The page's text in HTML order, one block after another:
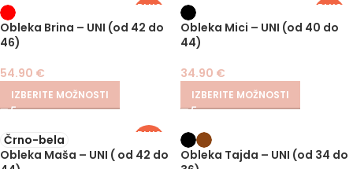
PLUS
Obleka Brina – UNI (od 42 do
46)
54.90 €
IZBERITE MOŽNOSTI
PLUS
Obleka Mici – UNI (od 40 do
44)
34.90 €
IZBERITE MOŽNOSTI
PLUS
Črno-bela
Obleka Maša – UNI ( od 42 do
Obleka Tajda – UNI (od 34 do